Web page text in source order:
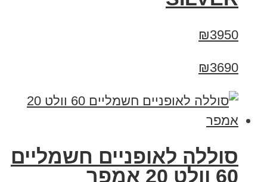
₪3950
₪3690
סוללה לאופניים חשמליים
60 וולט 20 אמפר